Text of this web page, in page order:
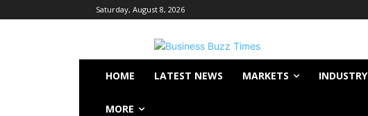
Saturday, August 8, 2026
HOME LATEST NEWS MARKETS INDUSTRY
MORE